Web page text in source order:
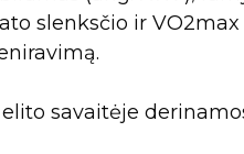
slenksčio ir
savaitėje